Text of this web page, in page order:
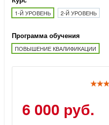
1-Й УРОВЕНЬ 2-Й УРОВЕНЬ
Программа обучения
ПОВЫШЕНИЕ КВАЛИФИКАЦИИ
6 000 руб.